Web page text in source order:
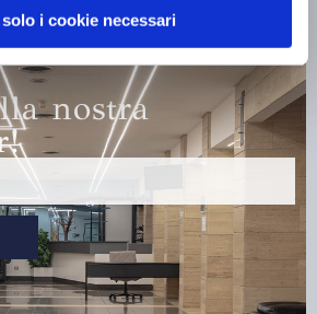
solo i cookie necessari
nostra